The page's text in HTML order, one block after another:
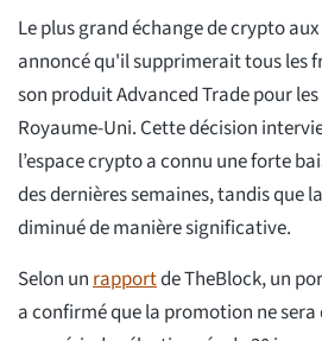
Le plus grand échange de crypto
annoncé qu'il supprimerait tous les
son produit Advanced Trade pour
Royaume-Uni. Cette décision
l’espace crypto a connu une forte
des dernières semaines, tandis que
diminué de manière significative.
Selon unrapportde TheBlock, un
a confirmé que la promotion ne